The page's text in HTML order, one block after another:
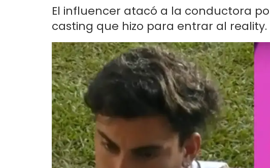
El influencer atacó a la conductora
casting que hizo para entrar al reality.